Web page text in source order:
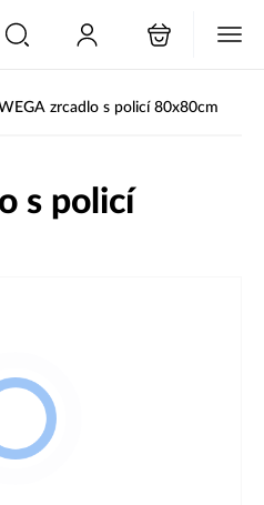
zrcadlo s policí 80x80cm
s policí